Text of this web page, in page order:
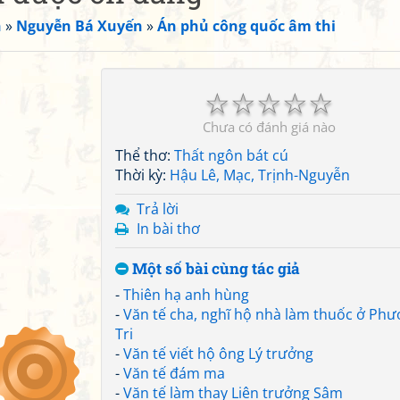
» Nguyễn Bá Xuyến »Án phủ công quốc âm thi
☆
☆
☆
☆
☆
Chưa có đánh giá nào
Thể thơ: Thất ngôn bát cú
Thời kỳ: Hậu Lê, Mạc, Trịnh-Nguyễn
Trả lời
In bài thơ
Một số bài cùng tác giả
-Thiên hạ anh hùng
-Văn tế cha, nghĩ hộ nhà làm thuốc ở
Tri
-Văn tế viết hộ ông Lý trưởng
-Văn tế đám ma
-Văn tế làm thay Liên trưởng Sâm